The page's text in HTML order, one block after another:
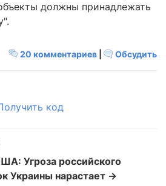
должны принадлежать
20 комментариев Обсудить
код
Угроза российского
Украины нарастает →